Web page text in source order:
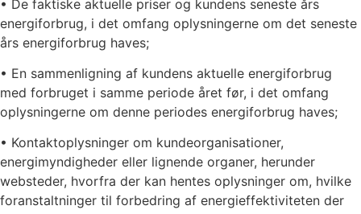
• De faktiske aktuelle priser og kundens seneste års
energiforbrug, i det omfang oplysningerne om det seneste
års energiforbrug haves;
• En sammenligning af kundens aktuelle energiforbrug
med forbruget i samme periode året før, i det omfang
oplysningerne om denne periodes energiforbrug haves;
• Kontaktoplysninger om kundeorganisationer,
energimyndigheder eller lignende organer, herunder
websteder, hvorfra der kan hentes oplysninger om, hvilke
foranstaltninger til forbedring af energieffektiviteten der